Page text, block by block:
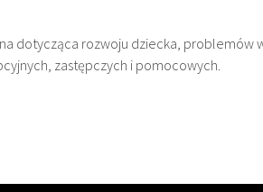
dotycząca rozwoju dziecka, problemów
zastępczych i pomocowych.